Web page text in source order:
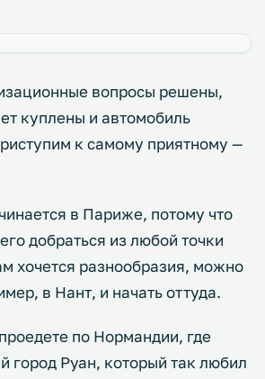
вопросы решены,
куплены и автомобиль
к самому приятному —
в Париже, потому что
добраться из любой точки
хочется разнообразия, можно
в Нант, и начать оттуда.
по Нормандии, где
город Руан, который так любил